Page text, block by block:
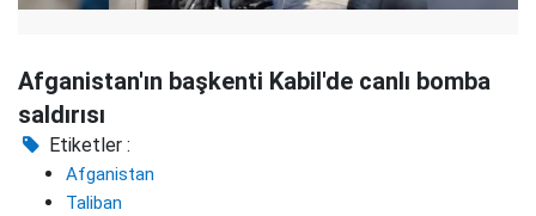
Afganistan'ın başkenti Kabil'de canlı bomba
saldırısı
Etiketler :
Afganistan
Taliban